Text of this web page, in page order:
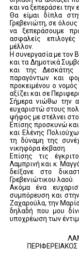
και να ξεπεράσει την
Θα είμαι δίπλα
Γρεβενιώτη, σε
να ξεπεράσουμε
ασφαλείς
μέλλον.
Η συνεργασία με τον
και τα Δημοτικά
και της
παραγόντων και
προκειμένου ο
αξίζει και σε
Σήμερα νιώθω την
ευχαριστώ στους
ψήφος με στέλνει
Επίσης προσκυνώ
και Ελένης
τη δύναμη της
νικηφόρα έκβαση.
Επίσης τις
Λαμπρινή και κ.
δείξανε στο
Γρεβενιώτικου λαού.
Ακόμα ένα
συμπόρευση και
Ζαχαρούλα, την
δηλαδή που μου
υποχρέωση των